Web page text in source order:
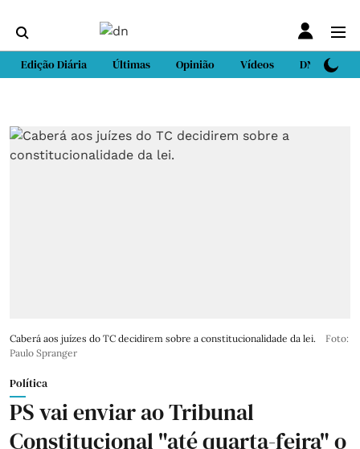
Edição Diária Últimas Opinião Vídeos DN Sport
Caberá aos juízes do TC decidirem sobre a constitucionalidade da lei.
Foto:
Paulo Spranger
Política
PS vai enviar ao Tribunal
Constitucional "até quarta-feira" o